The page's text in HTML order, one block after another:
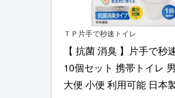
ＴＰ片手で秒速トイレ
【 抗菌 消臭 】片手で秒
10個セット 携帯トイレ
大便 小便 利用可能 日本